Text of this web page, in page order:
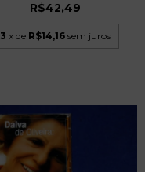
R$42,49
3 x de R$14,16 sem juros